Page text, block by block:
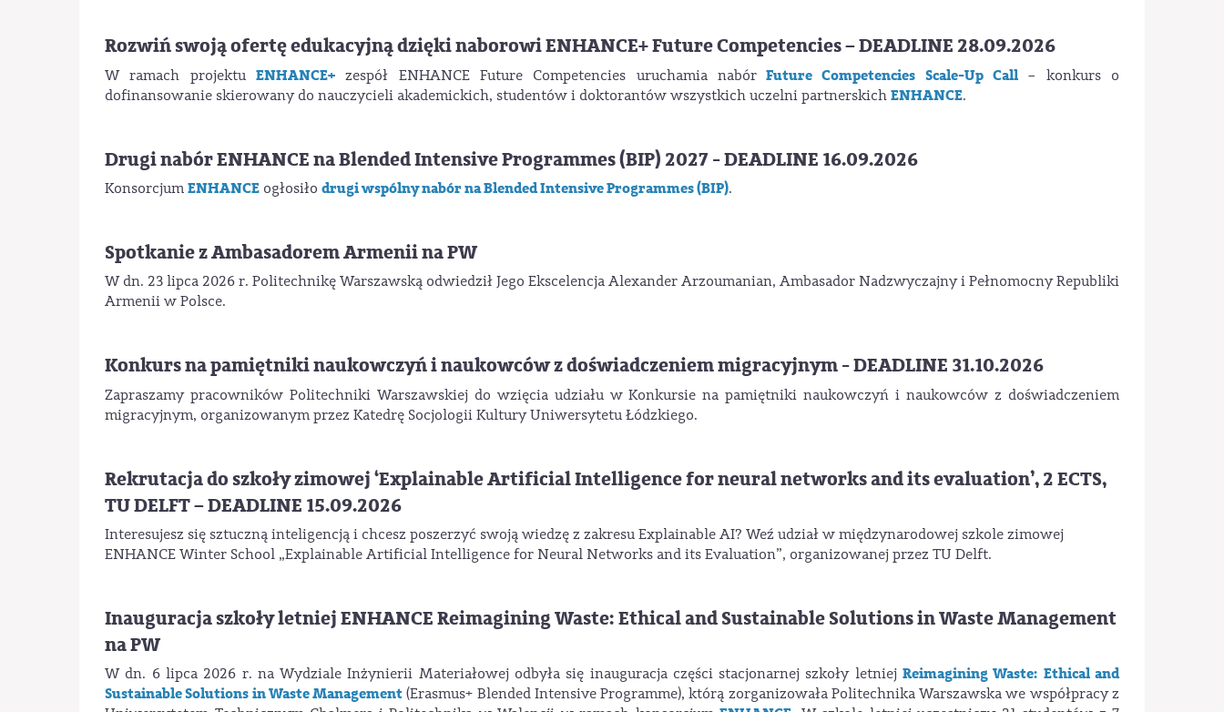
Rozwiń swoją ofertę edukacyjną dzięki naborowi ENHANCE+ Future Competencies – DEADLINE 28.09.2026
W ramach projektu ENHANCE+ zespół ENHANCE Future Competencies uruchamia nabórFuture Competencies Scale-Up Call – konkurs o
dofinansowanie skierowany do nauczycieli akademickich, studentów i doktorantów wszystkich uczelni partnerskich ENHANCE.
Drugi nabór ENHANCE na Blended Intensive Programmes (BIP) 2027 - DEADLINE 16.09.2026
Konsorcjum ENHANCE ogłosiło drugi wspólny nabór na Blended Intensive Programmes (BIP).
Spotkanie z Ambasadorem Armenii na PW
W dn. 23 lipca 2026 r. Politechnikę Warszawską odwiedził Jego Ekscelencja Alexander Arzoumanian, Ambasador Nadzwyczajny i Pełnomocny Republiki
Armenii w Polsce.
Konkurs na pamiętniki naukowczyń i naukowców z doświadczeniem migracyjnym - DEADLINE 31.10.2026
Zapraszamy pracowników Politechniki Warszawskiej do wzięcia udziału w Konkursie na pamiętniki naukowczyń i naukowców z doświadczeniem
migracyjnym, organizowanym przez Katedrę Socjologii Kultury Uniwersytetu Łódzkiego.
Rekrutacja do szkoły zimowej ‘Explainable Artificial Intelligence for neural networks and its evaluation’, 2 ECTS,
TU DELFT – DEADLINE 15.09.2026
Interesujesz się sztuczną inteligencją i chcesz poszerzyć swoją wiedzę z zakresu Explainable AI? Weź udział w międzynarodowej szkole zimowej
ENHANCE Winter School „Explainable Artificial Intelligence for Neural Networks and its Evaluation”, organizowanej przez TU Delft.
Inauguracja szkoły letniej ENHANCE Reimagining Waste: Ethical and Sustainable Solutions in Waste Management
na PW
W dn. 6 lipca 2026 r. na Wydziale Inżynierii Materiałowej odbyła się inauguracja części stacjonarnej szkoły letniejReimagining Waste: Ethical and
Sustainable Solutions in Waste Management (Erasmus+ Blended Intensive Programme), którą zorganizowała Politechnika Warszawska we współpracy z